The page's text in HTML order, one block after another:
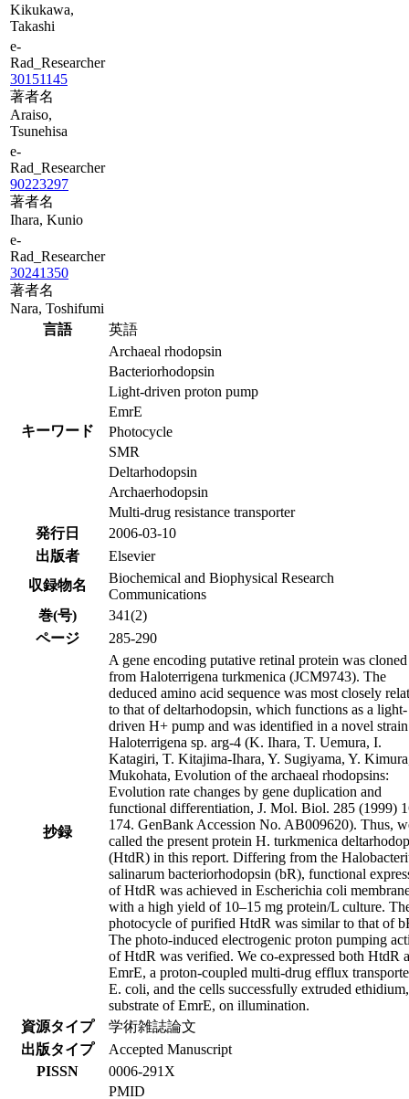
Kikukawa,
Takashi
e-
Rad_Researcher
30151145
著者名
Araiso,
Tsunehisa
e-
Rad_Researcher
90223297
著者名
Ihara, Kunio
e-
Rad_Researcher
30241350
著者名
Nara, Toshifumi
言語
英語
キーワード
Archaeal rhodopsin
Bacteriorhodopsin
Light-driven proton pump
EmrE
Photocycle
SMR
Deltarhodopsin
Archaerhodopsin
Multi-drug resistance transporter
発行日
2006-03-10
出版者
Elsevier
収録物名
Biochemical and Biophysical Research
Communications
巻(号)
341(2)
ページ
285-290
抄録
A gene encoding putative retinal protein was cloned
from Haloterrigena turkmenica (JCM9743). The
deduced amino acid sequence was most closely
to that of deltarhodopsin, which functions as a light-
driven H+ pump and was identified in a novel strain
Haloterrigena sp. arg-4 (K. Ihara, T. Uemura, I.
Katagiri, T. Kitajima-Ihara, Y. Sugiyama, Y.
Mukohata, Evolution of the archaeal rhodopsins:
Evolution rate changes by gene duplication and
functional differentiation, J. Mol. Biol. 285 (1999)
174. GenBank Accession No. AB009620). Thus,
called the present protein H. turkmenica
(HtdR) in this report. Differing from the
salinarum bacteriorhodopsin (bR), functional
of HtdR was achieved in Escherichia coli
with a high yield of 10–15 mg protein/L culture.
photocycle of purified HtdR was similar to that of
The photo-induced electrogenic proton pumping
of HtdR was verified. We co-expressed both HtdR
EmrE, a proton-coupled multi-drug efflux
E. coli, and the cells successfully extruded
substrate of EmrE, on illumination.
資源タイプ
学術雑誌論文
出版タイプ
Accepted Manuscript
PISSN
0006-291X
PMID